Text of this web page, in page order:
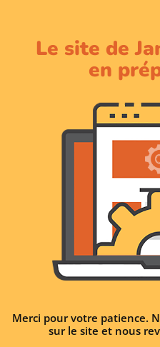
Le site de
en
Merci pour votre patience.
sur le site et nous